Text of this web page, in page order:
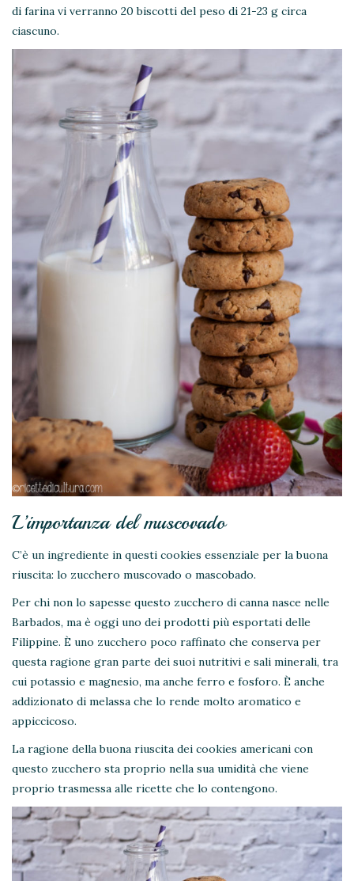
di farina vi verranno 20 biscotti del peso di 21-23 g circa
ciascuno.
L’importanza del muscovado
C’è un ingrediente in questi cookies essenziale per la buona
riuscita: lo zucchero muscovado o mascobado.
Per chi non lo sapesse questo zucchero di canna nasce nelle
Barbados, ma è oggi uno dei prodotti più esportati delle
Filippine. È uno zucchero poco raffinato che conserva per
questa ragione gran parte dei suoi nutritivi e sali minerali, tra
cui potassio e magnesio, ma anche ferro e fosforo. È anche
addizionato di melassa che lo rende molto aromatico e
appiccicoso.
La ragione della buona riuscita dei cookies americani con
questo zucchero sta proprio nella sua umidità che viene
proprio trasmessa alle ricette che lo contengono.